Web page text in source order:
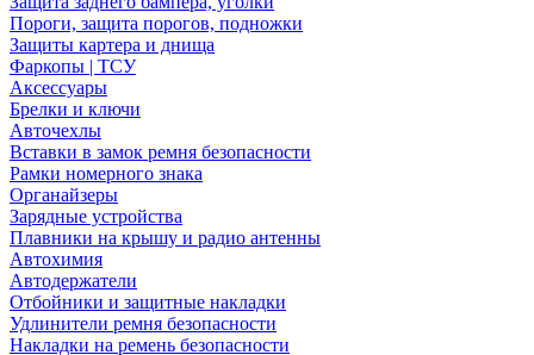
Пороги, защита порогов, подножки
Защиты картера и днища
Фаркопы | ТСУ
Аксессуары
Брелки и ключи
Авточехлы
Вставки в замок ремня безопасности
Рамки номерного знака
Органайзеры
Зарядные устройства
Плавники на крышу и радио антенны
Автохимия
Автодержатели
Отбойники и защитные накладки
Удлинители ремня безопасности
Накладки на ремень безопасности